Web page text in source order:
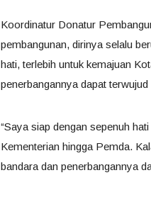
Koordinatur Donatur
pembangunan, dirinya selalu
hati, terlebih untuk kemajuan
penerbangannya dapat terwujud
“Saya siap dengan sepenuh
Kementerian hingga Pemda.
bandara dan penerbangannya